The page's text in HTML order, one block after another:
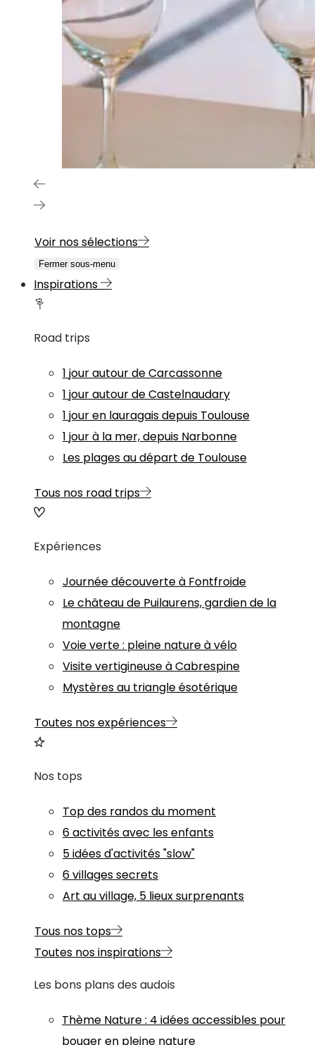
Voir nos sélections
Fermer sous-menu
Inspirations
Road trips
1 jour autour de Carcassonne
1 jour autour de Castelnaudary
1 jour en lauragais depuis Toulouse
1 jour à la mer, depuis Narbonne
Les plages au départ de Toulouse
Tous nos road trips
Expériences
Journée découverte à Fontfroide
Le château de Puilaurens, gardien de la
montagne
Voie verte : pleine nature à vélo
Visite vertigineuse à Cabrespine
Mystères au triangle ésotérique
Toutes nos expériences
Nos tops
Top des randos du moment
6 activités avec les enfants
5 idées d'activités "slow"
6 villages secrets
Art au village, 5 lieux surprenants
Tous nos tops
Toutes nos inspirations
Les bons plans des audois
Thème Nature: 4 idées accessibles pour
bouger en pleine nature